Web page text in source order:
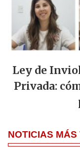
Ley de
Privada:
NOTICIAS MÁS